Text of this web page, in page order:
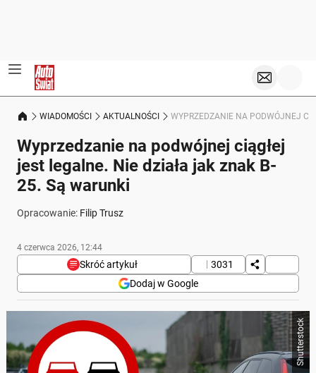
WIADOMOŚCI AKTUALNOŚCI WYPRZEDZANIE NA PODWÓJNEJ
Wyprzedzanie na podwójnej ciągłej
jest legalne. Nie działa jak znak B-
25. Są warunki
Opracowanie: Filip Trusz
4 czerwca 2026, 12:44
Skróć artykuł
3031
Dodaj w Google
Poniżej streszczenie artykułu:
Skrót przygotowany przez Onet Czat z AI, może zawierać błędy.
Podwójna linia ciągła (P-4) nie oznacza całkowitego
zakazu wyprzedzania, ale wprowadza pewne
zasady.
Shutterstock